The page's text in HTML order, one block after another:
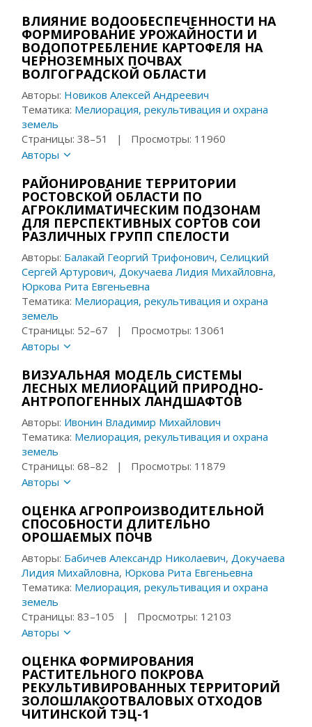
ВЛИЯНИЕ ВОДООБЕСПЕЧЕННОСТИ НА
ФОРМИРОВАНИЕ УРОЖАЙНОСТИ И
ВОДОПОТРЕБЛЕНИЕ КАРТОФЕЛЯ НА
ЧЕРНОЗЕМНЫХ ПОЧВАХ
ВОЛГОГРАДСКОЙ ОБЛАСТИ
Авторы: Новиков Алексей Андреевич
Тематика: Мелиорация, рекультивация и охрана
земель
Страницы: 38–51 | Просмотры: 11960
Авторы
РАЙОНИРОВАНИЕ ТЕРРИТОРИИ
РОСТОВСКОЙ ОБЛАСТИ ПО
АГРОКЛИМАТИЧЕСКИМ ПОДЗОНАМ
ДЛЯ ПЕРСПЕКТИВНЫХ СОРТОВ СОИ
РАЗЛИЧНЫХ ГРУПП СПЕЛОСТИ
Авторы: Балакай Георгий Трифонович,Селицкий
Сергей Артурович,Докучаева Лидия Михайловна,
Юркова Рита Евгеньевна
Тематика: Мелиорация, рекультивация и охрана
земель
Страницы: 52–67 | Просмотры: 13061
Авторы
ВИЗУАЛЬНАЯ МОДЕЛЬ СИСТЕМЫ
ЛЕСНЫХ МЕЛИОРАЦИЙ ПРИРОДНО-
АНТРОПОГЕННЫХ ЛАНДШАФТОВ
Авторы: Ивонин Владимир Михайлович
Тематика: Мелиорация, рекультивация и охрана
земель
Страницы: 68–82 | Просмотры: 11879
Авторы
ОЦЕНКА АГРОПРОИЗВОДИТЕЛЬНОЙ
СПОСОБНОСТИ ДЛИТЕЛЬНО
ОРОШАЕМЫХ ПОЧВ
Авторы: Бабичев Александр Николаевич,Докучаева
Лидия Михайловна, Юркова Рита Евгеньевна
Тематика: Мелиорация, рекультивация и охрана
земель
Страницы: 83–105 | Просмотры: 12103
Авторы
ОЦЕНКА ФОРМИРОВАНИЯ
РАСТИТЕЛЬНОГО ПОКРОВА
РЕКУЛЬТИВИРОВАННЫХ ТЕРРИТОРИЙ
ЗОЛОШЛАКООТВАЛОВЫХ ОТХОДОВ
ЧИТИНСКОЙ ТЭЦ-1